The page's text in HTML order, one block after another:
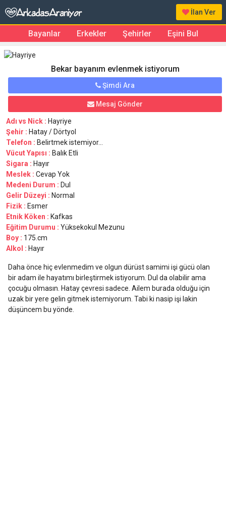
İlan Ver
Bayanlar Erkekler Şehirler Eşini Bul
Bekar bayanım evlenmek istiyorum
Şimdi Ara
Mesaj Gönder
Adı vs Nick : Hayriye
Şehir : Hatay / Dörtyol
Telefon : Belirtmek istemiyor...
Vücut Yapısı : Balık Etli
Sigara : Hayır
Meslek : Cevap Yok
Medeni Durum : Dul
Gelir Düzeyi : Normal
Fizik : Esmer
Etnik Köken : Kafkas
Eğitim Durumu : Yüksekokul Mezunu
Boy : 175.cm
Alkol : Hayır
Daha önce hiç evlenmedim ve olgun dürüst samimi işi gücü olan
bir adam ile hayatımı birleştirmek istiyorum. Dul da olabilir ama
çocuğu olmasın. Hatay çevresi sadece. Ailem burada olduğu için
uzak bir yere gelin gitmek istemiyorum. Tabi ki nasip işi lakin
düşüncem bu yönde.